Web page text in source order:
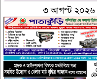
৩ আগস্ট ২০২৬